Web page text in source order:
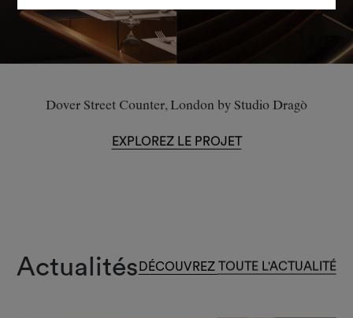
Dover Street Counter, London by Studio Dragò
EXPLOREZ LE PROJET
ActualitésDÉCOUVREZ TOUTE L'ACTUALITÉ